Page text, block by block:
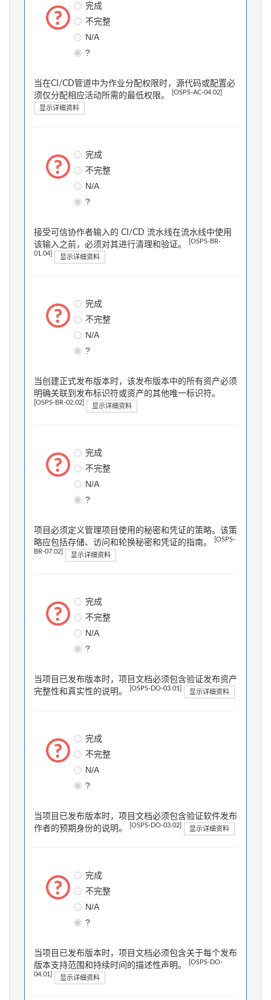
完成
不完整
N/A
?
当在CI/CD管道中为作业分配权限时，源代码或配置必
须仅分配相应活动所需的最低权限。
[OSPS-AC-04.02]
显示详细资料
完成
不完整
N/A
?
接受可信协作者输入的 CI/CD 流水线在流水线中使用
该输入之前，必须对其进行清理和验证。
[OSPS-BR-
01.04] 显示详细资料
完成
不完整
N/A
?
当创建正式发布版本时，该发布版本中的所有资产必须
明确关联到发布标识符或资产的其他唯一标识符。
[OSPS-BR-02.02] 显示详细资料
完成
不完整
N/A
?
项目必须定义管理项目使用的秘密和凭证的策略。该策
略应包括存储、访问和轮换秘密和凭证的指南。
[OSPS-
BR-07.02] 显示详细资料
完成
不完整
N/A
?
当项目已发布版本时，项目文档必须包含验证发布资产
完整性和真实性的说明。
[OSPS-DO-03.01] 显示详细资料
完成
不完整
N/A
?
当项目已发布版本时，项目文档必须包含验证软件发布
作者的预期身份的说明。
[OSPS-DO-03.02] 显示详细资料
完成
不完整
N/A
?
当项目已发布版本时，项目文档必须包含关于每个发布
版本支持范围和持续时间的描述性声明。
[OSPS-DO-
04.01] 显示详细资料